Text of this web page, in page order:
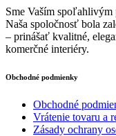
Sme Vaším
Naša spoločnosť bola
– prinášať kvalitné,
komerčné interiéry.
Obchodné podmienky
Obchodné
Vrátenie tovaru a
Zásady ochrany